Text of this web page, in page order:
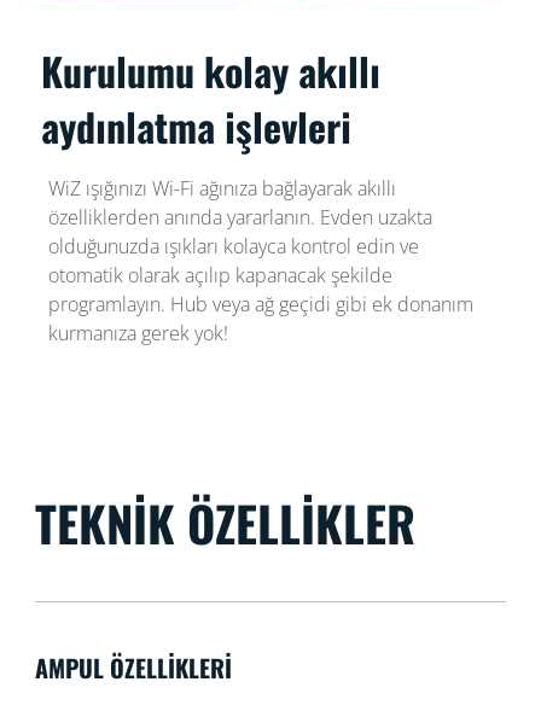
Kurulumu kolay akıllı
aydınlatma işlevleri
WiZ ışığınızı Wi-Fi ağınıza bağlayarak akıllı
özelliklerden anında yararlanın. Evden uzakta
olduğunuzda ışıkları kolayca kontrol edin ve
otomatik olarak açılıp kapanacak şekilde
programlayın. Hub veya ağ geçidi gibi ek donanım
kurmanıza gerek yok!
TEKNIK ÖZELLIKLER
AMPUL ÖZELLIKLERI